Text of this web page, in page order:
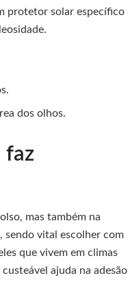
protetor solar específico
dos olhos.
faz
mas também na
sendo vital escolher com
que vivem em climas
ajuda na adesão